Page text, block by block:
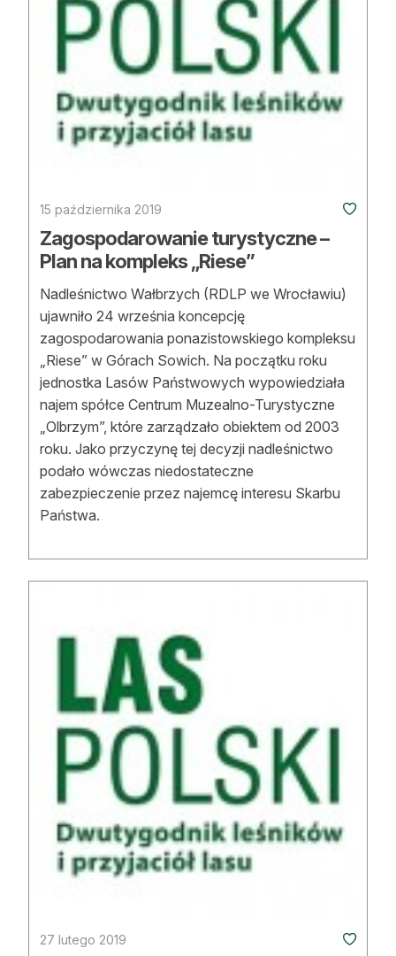
Strefa eksperta
Auto do lasu
Dla drwala
Leśnik na zakupach
Edukacja
Lasy prywatne
O nas
100 lat „Lasu Polskiego”
Prenumerata
Reklama
Zostań autorem
Archiwum
15 października 2019
Zagospodarowanie turystyczne –
Plan na kompleks „Riese”
Nadleśnictwo Wałbrzych (RDLP we Wrocławiu)
ujawniło 24 września koncepcję
zagospodarowania ponazistowskiego kompleksu
„Riese” w Górach Sowich. Na początku roku
jednostka Lasów Państwowych wypowiedziała
najem spółce Centrum Muzealno-Turystyczne
„Olbrzym”, które zarządzało obiektem od 2003
roku. Jako przyczynę tej decyzji nadleśnictwo
podało wówczas niedostateczne
zabezpieczenie przez najemcę interesu Skarbu
Państwa.
27 lutego 2019